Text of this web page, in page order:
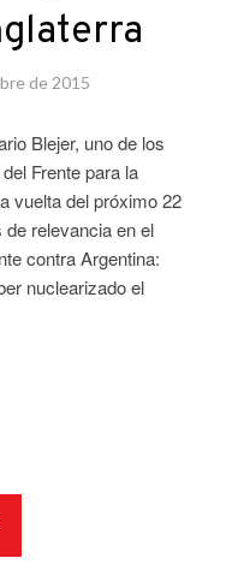
de 2015
Blejer, uno de los
Frente para la
vuelta del próximo 22
relevancia en el
contra Argentina:
nuclearizado el